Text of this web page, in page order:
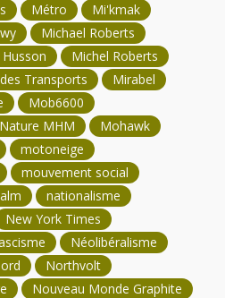
Métro
Mi'kmak
Michael Roberts
Michel Roberts
Transports
Mirabel
Mob6600
MHM
Mohawk
motoneige
mouvement social
nationalisme
New York Times
Néolibéralisme
Northvolt
Nouveau Monde Graphite